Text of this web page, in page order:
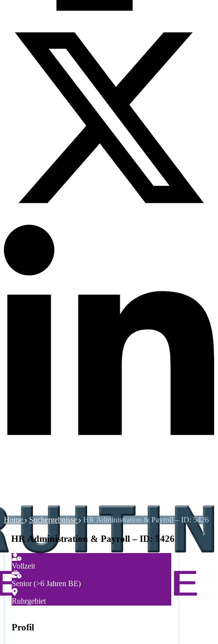
Home Suchergebnisse HR Administration & Payroll – ID: 5426
HR Administration & Payroll – ID: 5426
Vollzeit
Senior (>6 Jahren BE)
Ruhrgebiet
Profil